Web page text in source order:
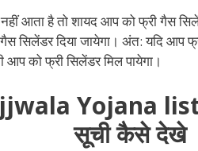
आता है तो शायद आप को फ्री गैस
सिलेंडर दिया जायेगा। अंत: यदि आप
आप को फ्री सिलेंडर मिल पायेगा।
Yojana list
सूची कैसे देखे